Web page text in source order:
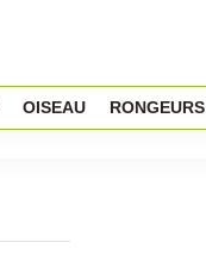
OISEAU RONGEURS